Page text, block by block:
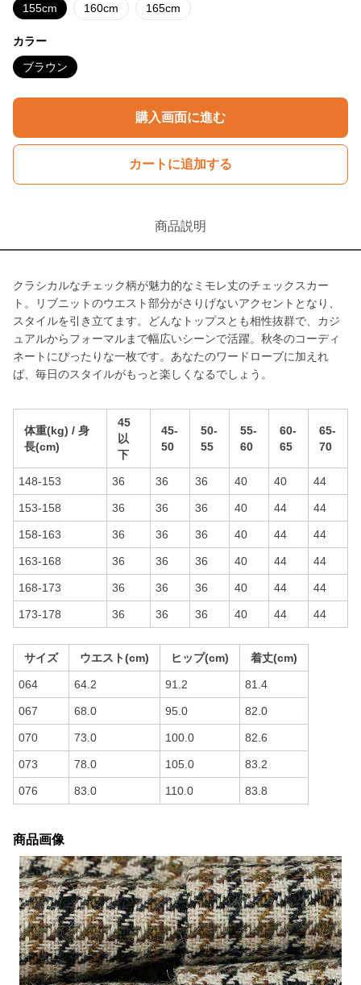
155cm 160cm 165cm
カラー
ブラウン
購入画面に進む
カートに追加する
商品説明
クラシカルなチェック柄が魅力的なミモレ丈のチェックスカー
ト。リブニットのウエスト部分がさりげないアクセントとなり、
スタイルを引き立てます。どんなトップスとも相性抜群で、カジ
ュアルからフォーマルまで幅広いシーンで活躍。秋冬のコーディ
ネートにぴったりな一枚です。あなたのワードローブに加えれ
ば、毎日のスタイルがもっと楽しくなるでしょう。
体重(kg) / 身
長(cm)
45
以
下
45-
50
50-
55
55-
60
60-
65
65-
70
148-153 36 36 36 40 40 44
153-158 36 36 36 40 44 44
158-163 36 36 36 40 44 44
163-168 36 36 36 40 44 44
168-173 36 36 36 40 44 44
173-178 36 36 36 40 44 44
サイズ ウエスト(cm) ヒップ(cm) 着丈(cm)
064 64.2 91.2 81.4
067 68.0 95.0 82.0
070 73.0 100.0 82.6
073 78.0 105.0 83.2
076 83.0 110.0 83.8
商品画像